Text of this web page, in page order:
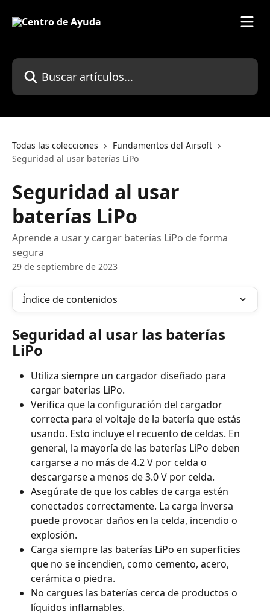
Buscar artículos...
Todas las colecciones
Fundamentos del Airsoft
Seguridad al usar baterías LiPo
Seguridad al usar
baterías LiPo
Aprende a usar y cargar baterías LiPo de forma
segura
29 de septiembre de 2023
Índice de contenidos
Seguridad al usar las baterías
LiPo
Utiliza siempre un cargador diseñado para
cargar baterías LiPo.
Verifica que la configuración del cargador
correcta para el voltaje de la batería que estás
usando. Esto incluye el recuento de celdas. En
general, la mayoría de las baterías LiPo deben
cargarse a no más de 4.2 V por celda o
descargarse a menos de 3.0 V por celda.
Asegúrate de que los cables de carga estén
conectados correctamente. La carga inversa
puede provocar daños en la celda, incendio o
explosión.
Carga siempre las baterías LiPo en superficies
que no se incendien, como cemento, acero,
cerámica o piedra.
No cargues las baterías cerca de productos o
líquidos inflamables.